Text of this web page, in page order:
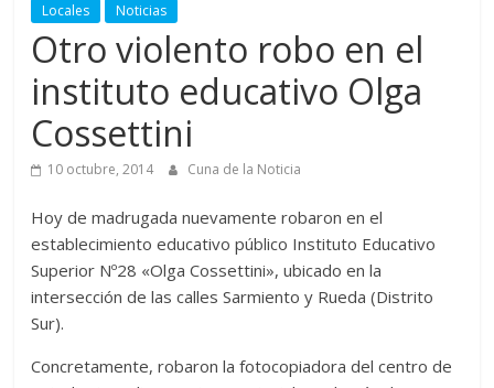
Locales Noticias
Otro violento robo en el
instituto educativo Olga
Cossettini
10 octubre, 2014 Cuna de la Noticia
Hoy de madrugada nuevamente robaron en el
establecimiento educativo público Instituto Educativo
Superior Nº28 «Olga Cossettini», ubicado en la
intersección de las calles Sarmiento y Rueda (Distrito
Sur).
Concretamente, robaron la fotocopiadora del centro de